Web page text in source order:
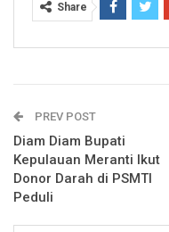
Share
PREV POST
Diam Diam Bupati
Kepulauan Meranti Ikut
Donor Darah di PSMTI
Peduli